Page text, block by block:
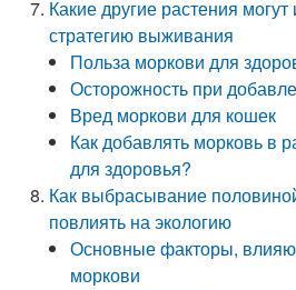
Какие другие растения
стратегию выживания
Польза моркови для
Осторожность при
Вред моркови для кошек
Как добавлять морковь в
для здоровья?
Как выбрасывание
повлиять на экологию
Основные факторы,
моркови